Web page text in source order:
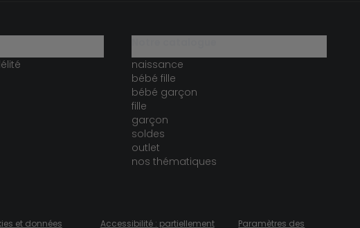
naissance
bébé fille
bébé garçon
fille
garçon
soldes
outlet
nos thématiques
et données Accessibilité : partiellement Paramètres des